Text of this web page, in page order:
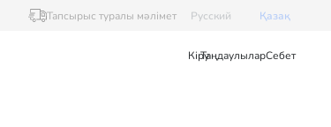
Тапсырыс туралы мәлімет Pусский Қазақ
КіруТаңдаулыларСебет